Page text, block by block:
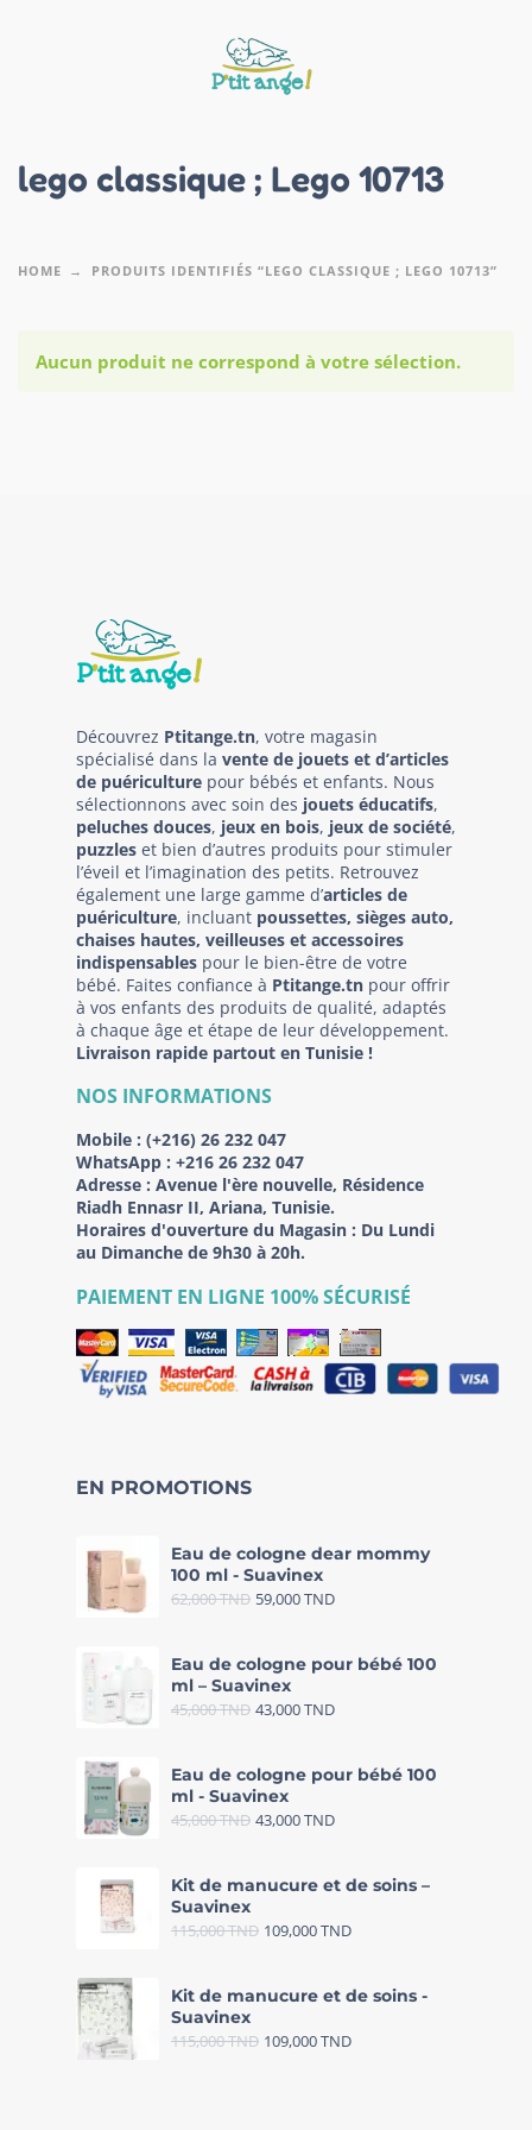
lego classique ; Lego 10713
HOME PRODUITS IDENTIFIÉS “LEGO CLASSIQUE ; LEGO 10713”
Aucun produit ne correspond à votre sélection.
Découvrez Ptitange.tn, votre magasin
spécialisé dans la vente de jouets et d’articles
de puériculture pour bébés et enfants. Nous
sélectionnons avec soin des jouets éducatifs,
peluches douces, jeux en bois, jeux de société,
puzzles et bien d’autres produits pour stimuler
l’éveil et l’imagination des petits. Retrouvez
également une large gamme d’articles de
puériculture, incluant poussettes, sièges auto,
chaises hautes, veilleuses et accessoires
indispensables pour le bien-être de votre
bébé. Faites confiance à Ptitange.tn pour offrir
à vos enfants des produits de qualité, adaptés
à chaque âge et étape de leur développement.
Livraison rapide partout en Tunisie !
NOS INFORMATIONS
Mobile : (+216) 26 232 047
WhatsApp : +216 26 232 047
Adresse : Avenue l'ère nouvelle, Résidence
Riadh Ennasr II, Ariana, Tunisie.
Horaires d'ouverture du Magasin : Du Lundi
au Dimanche de 9h30 à 20h.
PAIEMENT EN LIGNE 100% SÉCURISÉ
EN PROMOTIONS
Eau de cologne dear mommy
100 ml - Suavinex
62,000TND 59,000TND
Eau de cologne pour bébé 100
ml – Suavinex
45,000TND 43,000TND
Eau de cologne pour bébé 100
ml - Suavinex
45,000TND 43,000TND
Kit de manucure et de soins –
Suavinex
115,000TND 109,000TND
Kit de manucure et de soins -
Suavinex
115,000TND 109,000TND